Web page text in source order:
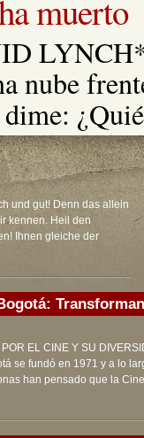
de
fue larga
como
Los
und gut! Denn das allein
kennen. Heil den
Ihnen gleiche der
EL CINE Y SU
se fundó en 1971 y a lo
han pensado que la